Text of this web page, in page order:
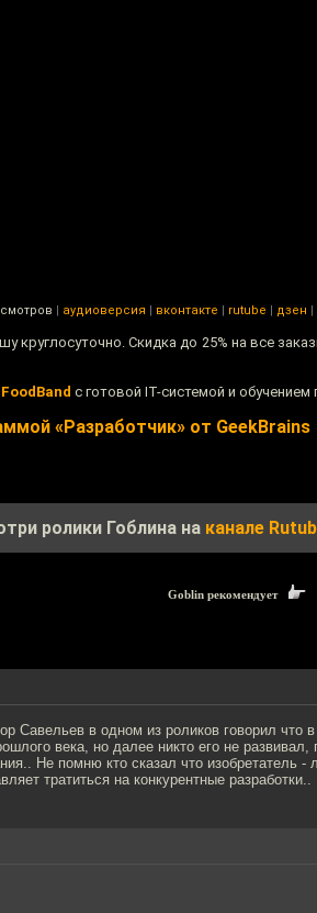
| аудиоверсия | вконтакте | rutube | дзен |
круглосуточно. Скидка до 25% на все
с готовой IT-системой и обучением
«Разработчик» от GeekBrains
ролики Гоблина на канале
Goblin рекомендует
Савельев в одном из роликов говорил что
века, но далее никто его не
Не помню кто сказал что изобретатель -
тратиться на конкурентные разработки..